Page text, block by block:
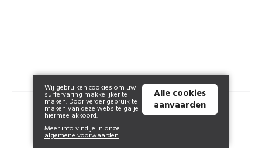
© 2026 www.arnel.be | Powered byTilroy.
Wij gebruiken cookies om uw
surfervaring makkelijker te
maken. Door verder gebruik te
maken van deze website ga je
hiermee akkoord.
Meer info vind je in onze
algemene voorwaarden.
Alle cookies
aanvaarden